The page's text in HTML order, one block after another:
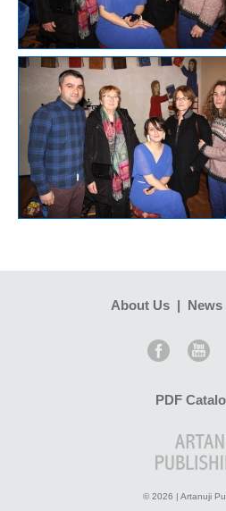
About Us | News
PDF
© 2026 | Artanuji